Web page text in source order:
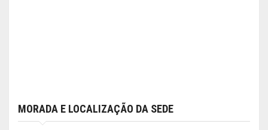
MORADA E LOCALIZAÇÃO DA SEDE